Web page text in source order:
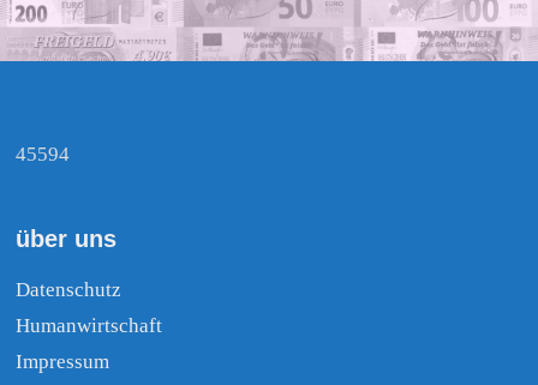
45594
über uns
Datenschutz
Humanwirtschaft
Impressum